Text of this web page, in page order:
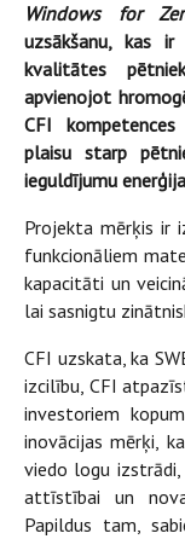
Windows for
uzsākšanu, kas
kvalitātes
apvienojot
CFI
plaisu starp
ieguldījumu
Projekta mērķis ir
funkcionāliem
kapacitāti un
lai sasnigtu
CFI uzskata, ka
izcilību, CFI
investoriem
inovācijas mērķi,
viedo logu izstrādi,
attīstībai un
Papildus tam,